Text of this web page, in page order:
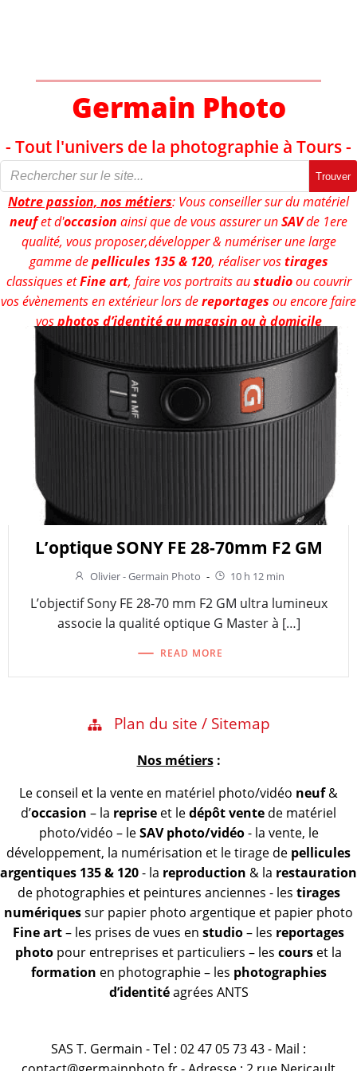
Germain Photo
- Tout l'univers de la photographie à Tours -
Trouver
Notre passion, nos métiers: Vous conseiller sur du matériel
neufet d'occasion ainsi que de vous assurer unSAVde 1ere
qualité, vous proposer,développer & numériser une large
gamme depellicules 135 & 120, réaliser vostirages
classiques etFine art, faire vos portraits austudioou couvrir
vos évènements en extérieur lors dereportages ou encore faire
vosphotos d’identité au magasin ou à domicile
L’optique SONY FE 28-70mm F2 GM
Olivier - Germain Photo - 10 h 12 min
L’objectif Sony FE 28-70 mm F2 GM ultra lumineux
associe la qualité optique G Master à […]
READ MORE
Plan du site / Sitemap
Nos métiers:
Le conseil et la vente en matériel photo/vidéo neuf&
d’occasion – la reprise et ledépôt vente de matériel
photo/vidéo – leSAV photo/vidéo- la vente, le
développement, la numérisation et le tirage de pellicules
argentiques 135 & 120- la reproduction & la restauration
de photographies et peintures anciennes - les tirages
numériquessur papier photo argentique et papier photo
Fine art– les prises de vues en studio– les reportages
photo pour entreprises et particuliers – les cours et la
formation en photographie – les photographies
d’identitéagrées ANTS
SAS T. Germain - Tel : 02 47 05 73 43 - Mail :